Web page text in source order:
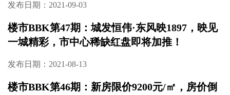
发布日期：2021-09-14
楼市BBK第49期：梅溪湖西，300万级湖景院墅
加推在即
发布日期：2021-09-09
楼市BBK第48期：二环边城中芯，森系园林，